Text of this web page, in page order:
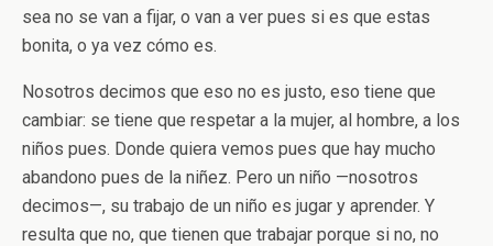
sea no se van a fijar, o van a ver pues si es que estas
bonita, o ya vez cómo es.
Nosotros decimos que eso no es justo, eso tiene que
cambiar: se tiene que respetar a la mujer, al hombre, a los
niños pues. Donde quiera vemos pues que hay mucho
abandono pues de la niñez. Pero un niño —nosotros
decimos—, su trabajo de un niño es jugar y aprender. Y
resulta que no, que tienen que trabajar porque si no, no